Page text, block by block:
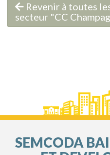
Revenir à toutes
secteur "CC
SEMCODA